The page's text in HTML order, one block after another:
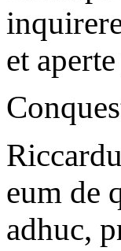
et
eum de
adhuc,